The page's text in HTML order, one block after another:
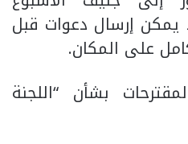
يمكن إرسال دعوات قبل
على المكان.
بشأن “اللجنة